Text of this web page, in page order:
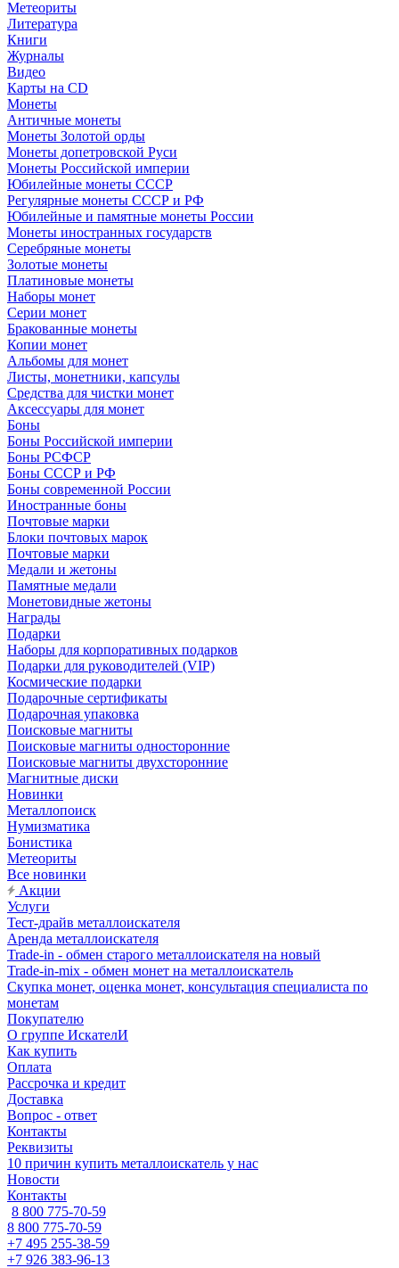
Метеориты
Литература
Книги
Журналы
Видео
Карты на CD
Монеты
Античные монеты
Монеты Золотой орды
Монеты допетровской Руси
Монеты Российской империи
Юбилейные монеты СССР
Регулярные монеты СССР и РФ
Юбилейные и памятные монеты России
Монеты иностранных государств
Серебряные монеты
Золотые монеты
Платиновые монеты
Наборы монет
Серии монет
Бракованные монеты
Копии монет
Альбомы для монет
Листы, монетники, капсулы
Средства для чистки монет
Аксессуары для монет
Боны
Боны Российской империи
Боны РСФСР
Боны СССР и РФ
Боны современной России
Иностранные боны
Почтовые марки
Блоки почтовых марок
Почтовые марки
Медали и жетоны
Памятные медали
Монетовидные жетоны
Награды
Подарки
Наборы для корпоративных подарков
Подарки для руководителей (VIP)
Космические подарки
Подарочные сертификаты
Подарочная упаковка
Поисковые магниты
Поисковые магниты односторонние
Поисковые магниты двухсторонние
Магнитные диски
Новинки
Металлопоиск
Нумизматика
Бонистика
Метеориты
Все новинки
Акции
Услуги
Тест-драйв металлоискателя
Аренда металлоискателя
Trade-in - обмен старого металлоискателя на новый
Trade-in-mix - обмен монет на металлоискатель
Скупка монет, оценка монет, консультация специалиста по
монетам
Покупателю
О группе ИскателИ
Как купить
Оплата
Рассрочка и кредит
Доставка
Вопрос - ответ
Контакты
Реквизиты
10 причин купить металлоискатель у нас
Новости
Контакты
8 800 775-70-59
8 800 775-70-59
+7 495 255-38-59
+7 926 383-96-13